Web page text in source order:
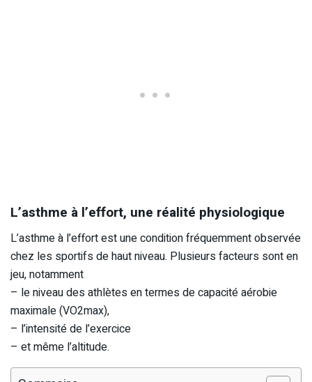
L’asthme à l’effort, une réalité physiologique
L’asthme à l’effort est une condition fréquemment observée
chez les sportifs de haut niveau. Plusieurs facteurs sont en
jeu, notamment
– le niveau des athlètes en termes de capacité aérobie
maximale (VO2max),
– l’intensité de l’exercice
– et même l’altitude.